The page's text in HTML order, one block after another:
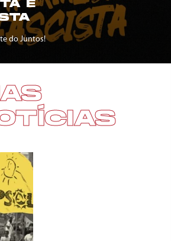
E
do Juntos!